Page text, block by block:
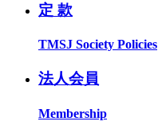
定 款
TMSJ Society Policies
法人会員
Membership